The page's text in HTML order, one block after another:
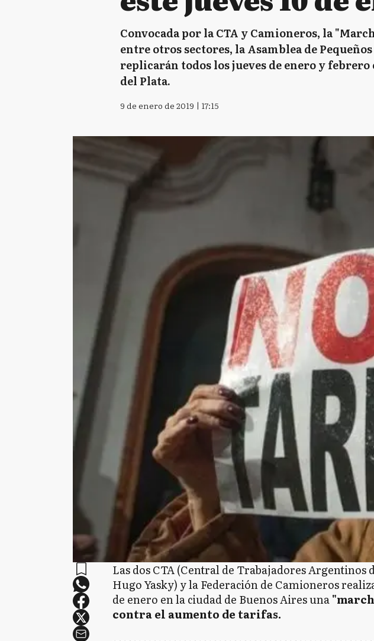
Convocada por la CTA y Camioneros, la
entre otros sectores, la Asamblea de
replicarán todos los jueves de enero y
del Plata.
9 de enero de 2019 | 17:15
Las dos CTA (Central de Trabajadores Argentinos
Hugo Yasky) y la Federación de Camioneros
de enero en la ciudad de Buenos Aires una
contra el aumento de tarifas.